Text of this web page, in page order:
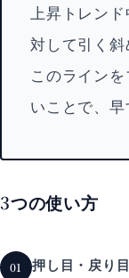
上昇トレン
対して引く斜
このライン
いことで、早
3つの使い方
01 押し目・戻り